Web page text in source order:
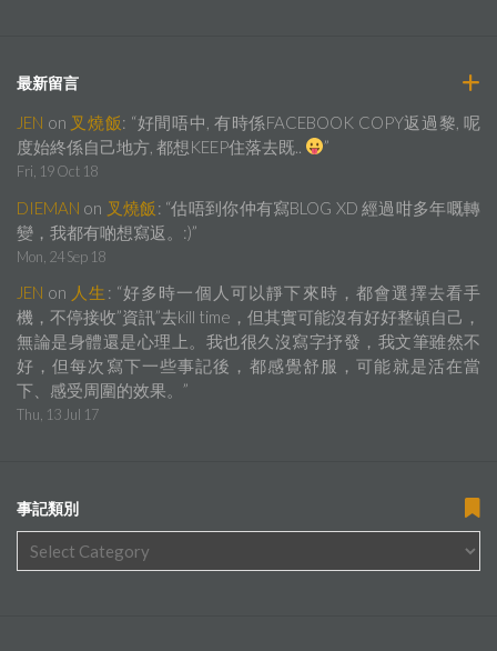
最新留言
JEN on 叉燒飯: “好間唔中, 有時係FACEBOOK COPY返過黎, 呢
度始終係自己地方, 都想KEEP住落去既..
”
Fri, 19 Oct 18
DIEMAN on 叉燒飯 : “估唔到你仲有寫BLOG XD 經過咁多年嘅轉
變，我都有啲想寫返。:)”
Mon, 24 Sep 18
JEN on 人生 : “好多時一個人可以靜下來時，都會選擇去看手
機，不停接收”資訊”去kill time，但其實可能沒有好好整頓自己，
無論是身體還是心理上。我也很久沒寫字抒發，我文筆雖然不
好，但每次寫下一些事記後，都感覺舒服，可能就是活在當
下、感受周圍的效果。 ”
Thu, 13 Jul 17
事記類別